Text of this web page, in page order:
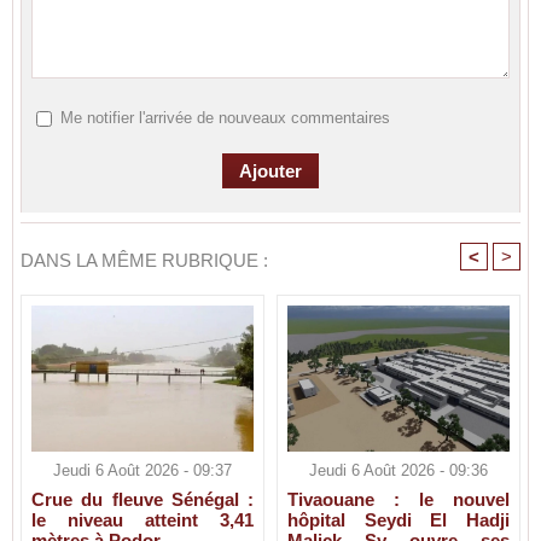
Me notifier l'arrivée de nouveaux commentaires
DANS LA MÊME RUBRIQUE : < >
Jeudi 6 Août 2026 - 09:37
Crue du fleuve Sénégal :
le niveau atteint 3,41
Jeudi 6 Août 2026 - 09:36
Tivaouane : le nouvel
hôpital Seydi El Hadji